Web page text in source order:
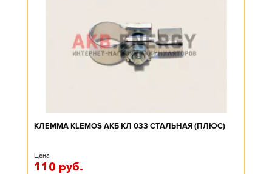
КЛЕММА KLEMOS АКБ КЛ 033 СТАЛЬНАЯ (ПЛЮС)
Цена
110 руб.